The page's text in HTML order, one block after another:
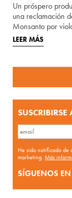
Un próspero
una reclamación
Monsanto por
LEER MÁS
He sido notificado de
marketing.Más
SÍGUENOS EN